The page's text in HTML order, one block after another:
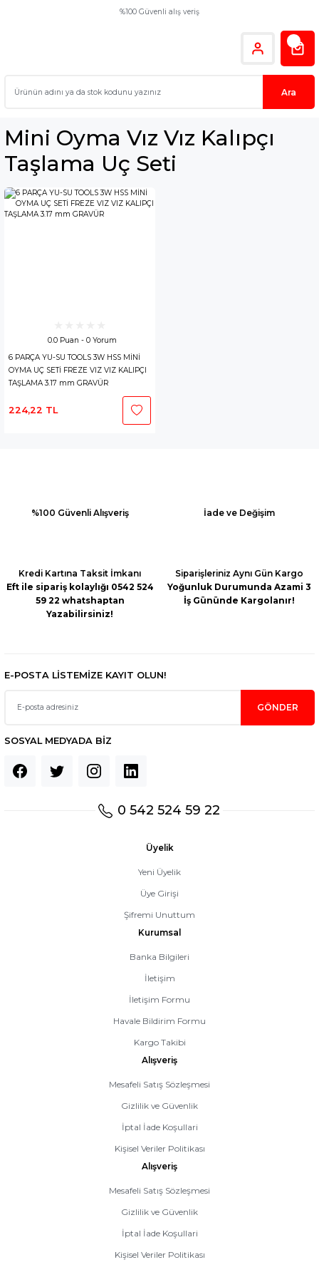
%100 Güvenli alış veriş
Ara
Mini Oyma Vız Vız Kalıpçı
Taşlama Uç Seti
0.0 Puan - 0 Yorum
6 PARÇA YU-SU TOOLS 3W HSS MİNİ
OYMA UÇ SETİ FREZE VIZ VIZ KALIPÇI
TAŞLAMA 3.17 mm GRAVÜR
224,22 TL
%100 Güvenli Alışveriş İade ve Değişim
Kredi Kartına Taksit İmkanı
Eft ile sipariş kolaylığı 0542 524
59 22 whatshaptan
Yazabilirsiniz!
Siparişleriniz Aynı Gün Kargo
Yoğunluk Durumunda Azami 3
İş Gününde Kargolanır!
E-POSTA LİSTEMİZE KAYIT OLUN!
GÖNDER
SOSYAL MEDYADA BİZ
0 542 524 59 22
Üyelik
Yeni Üyelik
Üye Girişi
Şifremi Unuttum
Kurumsal
Banka Bilgileri
İletişim
İletişim Formu
Havale Bildirim Formu
Kargo Takibi
Alışveriş
Mesafeli Satış Sözleşmesi
Gizlilik ve Güvenlik
İptal İade Koşullari
Kişisel Veriler Politikası
Alışveriş
Mesafeli Satış Sözleşmesi
Gizlilik ve Güvenlik
İptal İade Koşullari
Kişisel Veriler Politikası